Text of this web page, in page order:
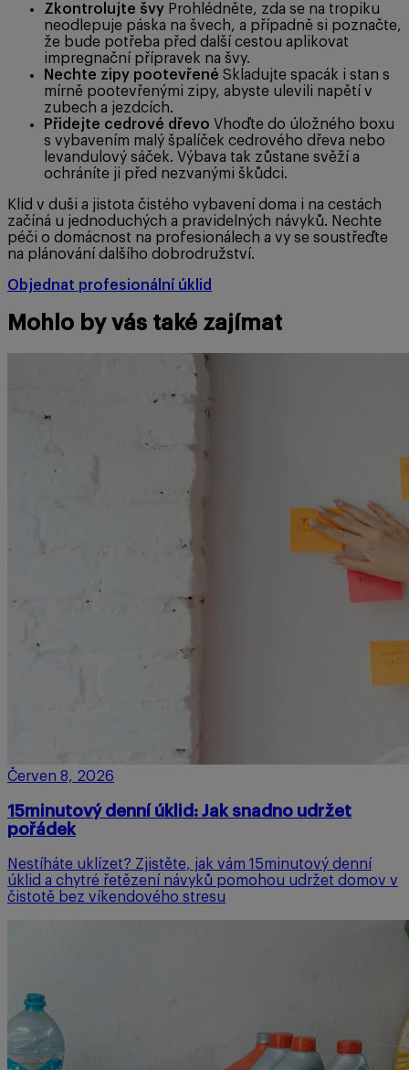
Zkontrolujte švy Prohlédněte, zda se na tropiku
neodlepuje páska na švech, a případně si poznačte,
že bude potřeba před další cestou aplikovat
impregnační přípravek na švy.
Nechte zipy pootevřené Skladujte spacák i stan s
mírně pootevřenými zipy, abyste ulevili napětí v
zubech a jezdcích.
Přidejte cedrové dřevo Vhoďte do úložného boxu
s vybavením malý špalíček cedrového dřeva nebo
levandulový sáček. Výbava tak zůstane svěží a
ochráníte ji před nezvanými škůdci.
Klid v duši a jistota čistého vybavení doma i na cestách
začíná u jednoduchých a pravidelných návyků. Nechte
péči o domácnost na profesionálech a vy se soustřeďte
na plánování dalšího dobrodružství.
Objednat profesionální úklid
Mohlo by vás také zajímat
Červen 8, 2026
15minutový denní úklid: Jak snadno udržet
pořádek
Nestíháte uklízet? Zjistěte, jak vám 15minutový denní
úklid a chytré řetězení návyků pomohou udržet domov v
čistotě bez víkendového stresu